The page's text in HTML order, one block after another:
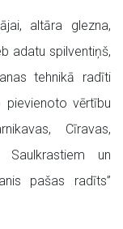
altāra glezna,
adatu spilventiņš,
tehnikā radīti
pievienoto vērtību
Cīravas,
Saulkrastiem un
pašas radīts”